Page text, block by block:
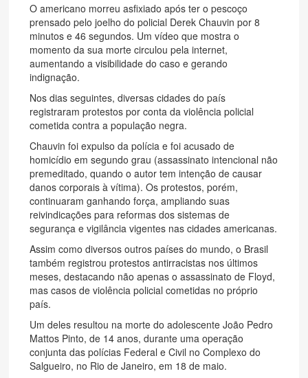
O americano morreu asfixiado após ter o pescoço
prensado pelo joelho do policial Derek Chauvin por 8
minutos e 46 segundos. Um vídeo que mostra o
momento da sua morte circulou pela internet,
aumentando a visibilidade do caso e gerando
indignação.
Nos dias seguintes, diversas cidades do país
registraram protestos por conta da violência policial
cometida contra a população negra.
Chauvin foi expulso da polícia e foi acusado de
homicídio em segundo grau (assassinato intencional não
premeditado, quando o autor tem intenção de causar
danos corporais à vítima). Os protestos, porém,
continuaram ganhando força, ampliando suas
reivindicações para reformas dos sistemas de
segurança e vigilância vigentes nas cidades americanas.
Assim como diversos outros países do mundo, o Brasil
também registrou protestos antirracistas nos últimos
meses, destacando não apenas o assassinato de Floyd,
mas casos de violência policial cometidas no próprio
país.
Um deles resultou na morte do adolescente João Pedro
Mattos Pinto, de 14 anos, durante uma operação
conjunta das polícias Federal e Civil no Complexo do
Salgueiro, no Rio de Janeiro, em 18 de maio.